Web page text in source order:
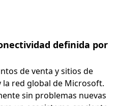
definida por
de venta y sitios de
red global de Microsoft.
sin problemas nuevas